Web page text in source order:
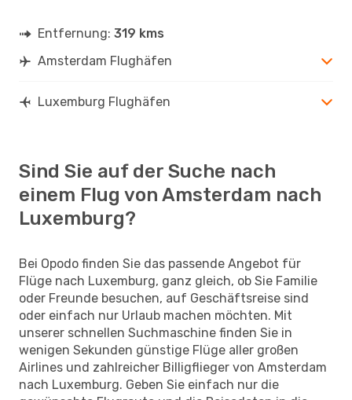
Entfernung: 319 kms
Amsterdam Flughäfen
Luxemburg Flughäfen
Sind Sie auf der Suche nach
einem Flug von Amsterdam nach
Luxemburg?
Bei Opodo finden Sie das passende Angebot für
Flüge nach Luxemburg, ganz gleich, ob Sie Familie
oder Freunde besuchen, auf Geschäftsreise sind
oder einfach nur Urlaub machen möchten. Mit
unserer schnellen Suchmaschine finden Sie in
wenigen Sekunden günstige Flüge aller großen
Airlines und zahlreicher Billigflieger von Amsterdam
nach Luxemburg. Geben Sie einfach nur die